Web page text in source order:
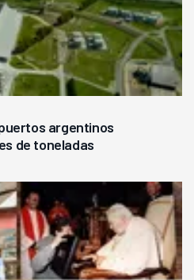
argentinos
de toneladas